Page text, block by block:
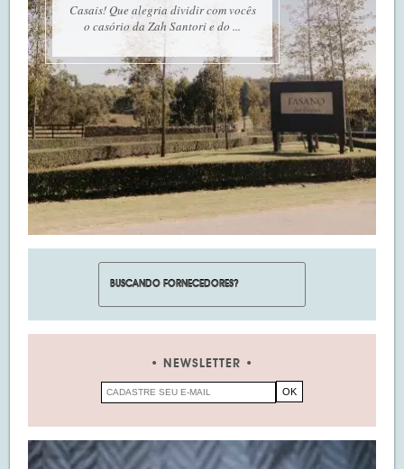
Casais! Que alegria dividir com vocês
o casório da Zah Santori e do ...
NEWSLETTER